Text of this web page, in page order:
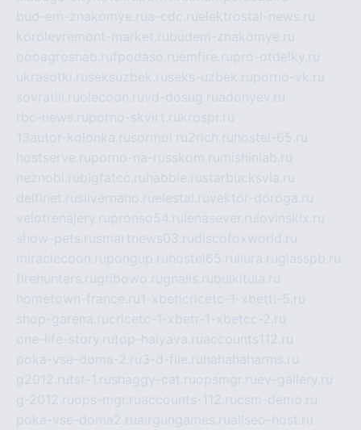
bud-em-znakomye.rua-cdc.ruelektrostal-news.ru
korolevremont-market.rubudem-znakomye.ru
oooagrosnab.rufpodaso.ruemfire.rupro-otdelky.ru
ukrasotki.ruseksuzbek.ruseks-uzbek.ruporno-vk.ru
sovratili.ruolecoon.ruvd-dosug.ruadonyev.ru
rbc-news.ruporno-skvirt.rukrospr.ru
13autor-kolonka.rusormol.ru2rich.ru hostel-65.ru
hostserve.ruporno-na-russkom.ru mishinlab.ru
neznobi.rubigfatcc.ru habble.rustarbucksvia.ru
delfinet.rusilvernano.ruelestal.ruvektor-doroga.ru
velotrenajery.rupronso54.ru lenasever.ru lovinskix.ru
show-pets.rusmartnews03.rudiscofoxworld.ru
miraclecoon.rupongup.ru hostel65.ru liura.ruglasspb.ru
firehunters.rugribowo.rugnalis.rubulkitula.ru
hometown-france.ru1-xbeticricetc-1-xbetti-5.ru
shop-garena.rucricetc-1-xbetr-1-xbetcc-2.ru
one-life-story.rutop-halyava.ruaccounts112.ru
poka-vse-doma-2.ru3-d-file.ru hahahaharms.ru
g2012.rutst-1.rushaggy-cat.ruopsmgr.ruev-gallery.ru
g-2012.ruops-mgr.ruaccounts-112.rucsm-demo.ru
poka-vse-doma2.ruairgungames.ruallseo-host.ru